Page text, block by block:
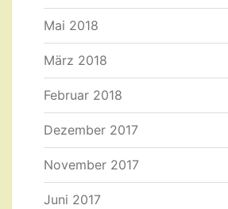
Mai 2018
März 2018
Februar 2018
Dezember 2017
November 2017
Juni 2017